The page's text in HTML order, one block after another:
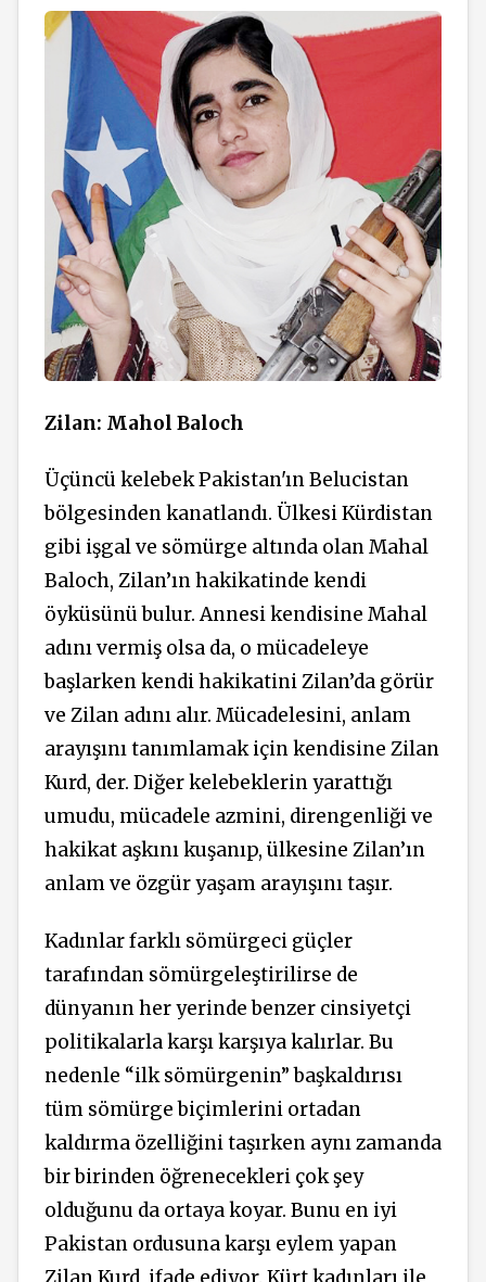
Zilan: Mahol Baloch
Üçüncü kelebek Pakistan'ın Belucistan
bölgesinden kanatlandı. Ülkesi Kürdistan
gibi işgal ve sömürge altında olan Mahal
Baloch, Zilan’ın hakikatinde kendi
öyküsünü bulur. Annesi kendisine Mahal
adını vermiş olsa da, o mücadeleye
başlarken kendi hakikatini Zilan’da görür
ve Zilan adını alır. Mücadelesini, anlam
arayışını tanımlamak için kendisine Zilan
Kurd, der. Diğer kelebeklerin yarattığı
umudu, mücadele azmini, direngenliği ve
hakikat aşkını kuşanıp, ülkesine Zilan’ın
anlam ve özgür yaşam arayışını taşır.
Kadınlar farklı sömürgeci güçler
tarafından sömürgeleştirilirse de
dünyanın her yerinde benzer cinsiyetçi
politikalarla karşı karşıya kalırlar. Bu
nedenle “ilk sömürgenin” başkaldırısı
tüm sömürge biçimlerini ortadan
kaldırma özelliğini taşırken aynı zamanda
bir birinden öğrenecekleri çok şey
olduğunu da ortaya koyar. Bunu en iyi
Pakistan ordusuna karşı eylem yapan